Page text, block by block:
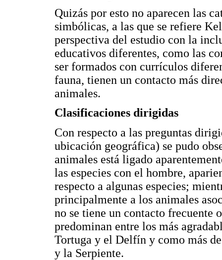
Quizás por esto no aparecen las
simbólicas, a las que se refiere
perspectiva del estudio con la
educativos diferentes, como las
ser formados con currículos
fauna, tienen un contacto más
animales.
Clasificaciones dirigidas
Con respecto a las preguntas
ubicación geográfica) se pudo
animales está ligado
las especies con el hombre,
respecto a algunas especies;
principalmente a los animales
no se tiene un contacto frecuente
predominan entre los más
Tortuga y el Delfín y como más
y la Serpiente.